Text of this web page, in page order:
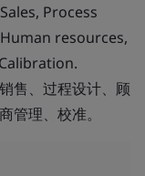
Process
resources,
售、过程设计、顾
管理、校准。